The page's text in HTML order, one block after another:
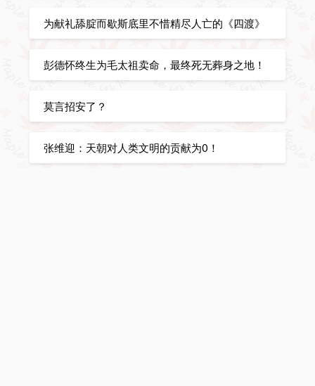
为献礼舔腚而歇斯底里不惜精尽人亡的《四渡》
彭德怀终生为毛太祖卖命，最终死无葬身之地！
莫言招安了？
张维迎：天朝对人类文明的贡献为0！